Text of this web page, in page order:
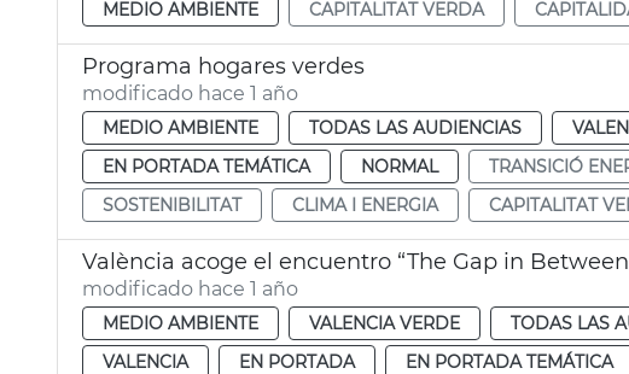
MEDIO AMBIENTE
CAPITALITAT VERDA
Programa hogares verdes
modificado hace 1 año
MEDIO AMBIENTE TODAS LAS AUDIENCIAS
EN PORTADA TEMÁTICA
NORMAL TRANSICIÓ
SOSTENIBILITAT
CLIMA I ENERGIA CAPITALITAT
València acoge el encuentro “The Gap in
modificado hace 1 año
MEDIO AMBIENTE VALENCIA VERDE TODAS LAS
VALENCIA
EN PORTADA EN PORTADA TEMÁTICA